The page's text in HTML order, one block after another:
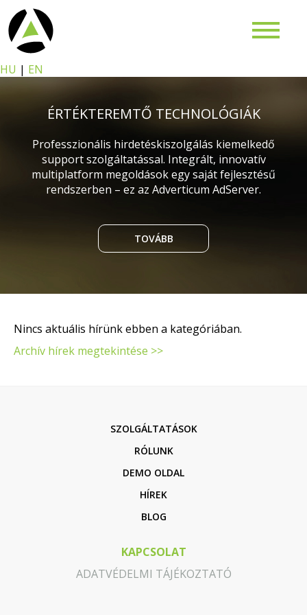
HU | EN
ÉRTÉKTEREMTŐ TECHNOLÓGIÁK
Professzionális hirdetéskiszolgálás kiemelkedő
support szolgáltatással. Integrált, innovatív
multiplatform megoldások egy saját fejlesztésű
rendszerben – ez az Adverticum AdServer.
TOVÁBB
Nincs aktuális hírünk ebben a kategóriában.
Archív hírek megtekintése >>
SZOLGÁLTATÁSOK
RÓLUNK
DEMO OLDAL
HÍREK
BLOG
KAPCSOLAT
ADATVÉDELMI TÁJÉKOZTATÓ